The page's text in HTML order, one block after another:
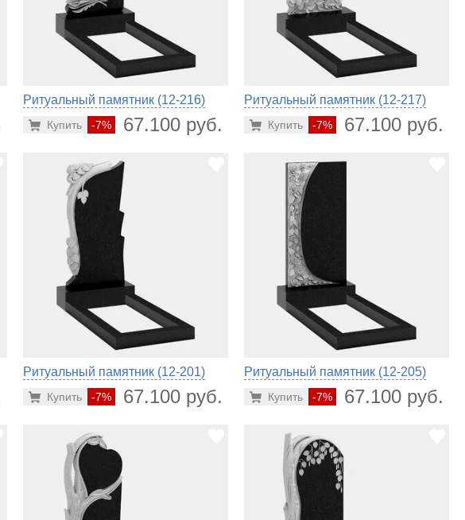
Ритуальный памятник (12-216)
-7% 67.100 руб.
Купить
Ритуальный памятник (12-217)
-7% 67.100 руб.
Купить
Ритуальный памятник (12-201)
-7% 67.100 руб.
Купить
Ритуальный памятник (12-205)
-7% 67.100 руб.
Купить